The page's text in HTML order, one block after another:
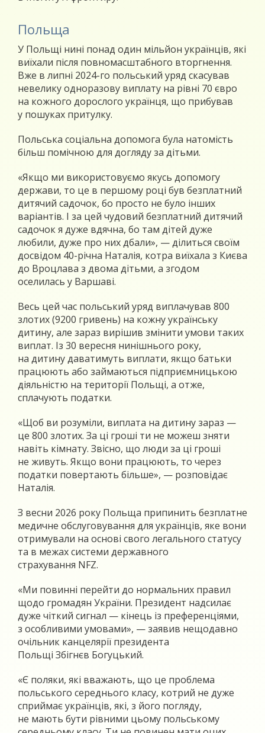
Польща
У Польщі нині понад один мільйон українців, які
виїхали після повномасштабного вторгнення.
Вже в липні 2024-го польський уряд скасував
невелику одноразову виплату на рівні 70 євро
на кожного дорослого українця, що прибував
у пошуках притулку.
Польська соціальна допомога була натомість
більш помічною для догляду за дітьми.
«Якщо ми використовуємо якусь допомогу
держави, то це в першому році був безплатний
дитячий садочок, бо просто не було інших
варіантів. І за цей чудовий безплатний дитячий
садочок я дуже вдячна, бо там дітей дуже
любили, дуже про них дбали», — ділиться своїм
досвідом 40-річна Наталія, котра виїхала з Києва
до Вроцлава з двома дітьми, а згодом
оселилась у Варшаві.
Весь цей час польський уряд виплачував 800
злотих (9200 гривень) на кожну українську
дитину, але зараз вирішив змінити умови таких
виплат. Із 30 вересня нинішнього року,
на дитину даватимуть виплати, якщо батьки
працюють або займаються підприємницькою
діяльністю на території Польщі, а отже,
сплачують податки.
«Щоб ви розуміли, виплата на дитину зараз —
це 800 злотих. За ці гроші ти не можеш зняти
навіть кімнату. Звісно, що люди за ці гроші
не живуть. Якщо вони працюють, то через
податки повертають більше», — розповідає
Наталія.
З весни 2026 року Польща припинить безплатне
медичне обслуговування для українців, яке вони
отримували на основі свого легального статусу
та в межах системи державного
страхування NFZ.
«Ми повинні перейти до нормальних правил
щодо громадян України. Президент надсилає
дуже чіткий сигнал — кінець із преференціями,
з особливими умовами», — заявив нещодавно
очільник канцелярії президента
Польщі Збігнєв Богуцький.
«Є поляки, які вважають, що це проблема
польського середнього класу, котрий не дуже
сприймає українців, які, з його погляду,
не мають бути рівними цьому польському